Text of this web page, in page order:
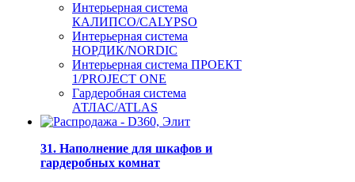
Интерьерная система
КАЛИПСО/CALYPSO
Интерьерная система
НОРДИК/NORDIC
Интерьерная система ПРОЕКТ
1/PROJECT ONE
Гардеробная система
АТЛАС/ATLAS
31. Наполнение для шкафов и
гардеробных комнат